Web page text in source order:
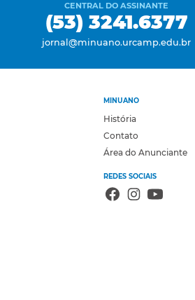
CENTRAL DO ASSINANTE
(53) 3241.6377
jornal@minuano.urcamp.edu.br
MINUANO
História
Contato
Área do Anunciante
REDES SOCIAIS